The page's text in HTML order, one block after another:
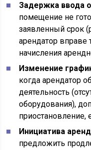
Задержка ввода
помещение не
заявленный срок
арендатор вправе
начисления
Изменение
когда арендатор
деятельность
оборудования),
приостановление,
Инициатива
предложить